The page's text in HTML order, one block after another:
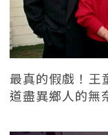
最真的假戲！王
道盡異鄉人的無